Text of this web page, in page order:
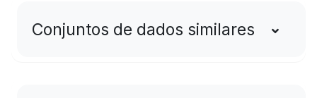
Conjuntos de dados similares